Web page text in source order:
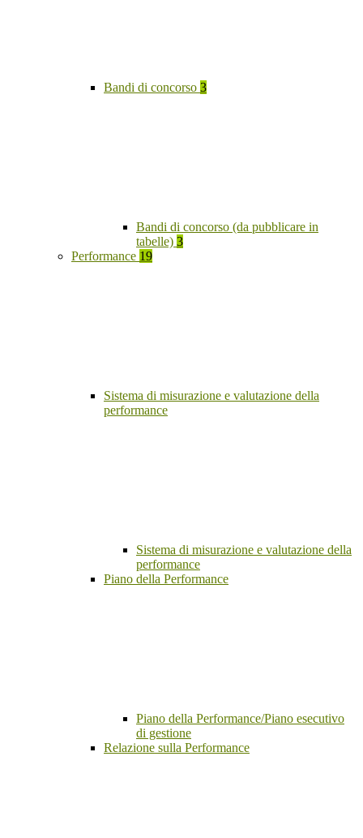
Bandi di concorso 3
Bandi di concorso (da pubblicare in
tabelle) 3
Performance 19
Sistema di misurazione e valutazione della
performance
Sistema di misurazione e valutazione della
performance
Piano della Performance
Piano della Performance/Piano esecutivo
di gestione
Relazione sulla Performance